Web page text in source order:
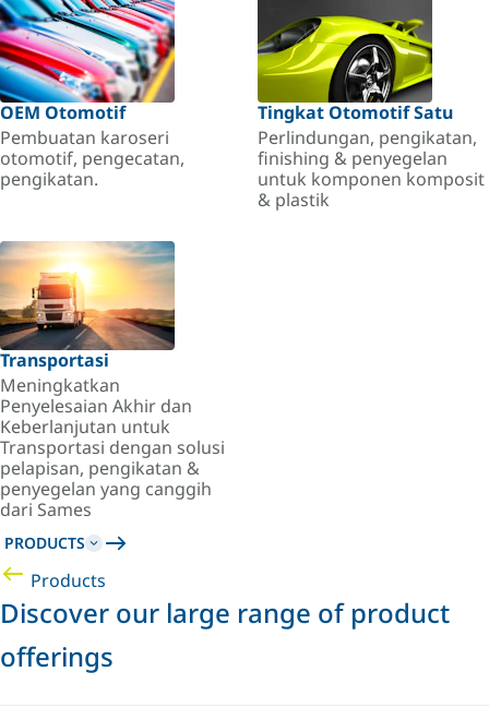
OEM Otomotif
Pembuatan karoseri
otomotif, pengecatan,
pengikatan.
Tingkat Otomotif Satu
Perlindungan, pengikatan,
finishing & penyegelan
untuk komponen komposit
& plastik
Transportasi
Meningkatkan
Penyelesaian Akhir dan
Keberlanjutan untuk
Transportasi dengan solusi
pelapisan, pengikatan &
penyegelan yang canggih
dari Sames
PRODUCTS
Products
Discover our large range of product
offerings